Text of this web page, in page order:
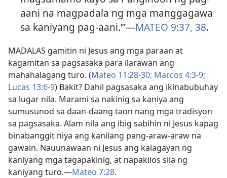
aani na magpadala ng mga manggagawa
sa kaniyang pag-aani.’”​—MATEO 9:37, 38.
MADALAS gamitin ni Jesus ang mga paraan at
kagamitan sa pagsasaka para ilarawan ang
mahahalagang turo. (Mateo 11:28-30; Marcos 4:3-9;
Lucas 13:6-9) Bakit? Dahil pagsasaka ang ikinabubuhay
sa lugar nila. Marami sa nakinig sa kaniya ang
sumusunod sa daan-daang taon nang mga tradisyon
sa pagsasaka. Alam nila ang ibig sabihin ni Jesus kapag
binabanggit niya ang kanilang pang-araw-araw na
gawain. Nauunawaan ni Jesus ang kalagayan ng
kaniyang mga tagapakinig, at napakilos sila ng
kaniyang turo.​—Mateo 7:28.